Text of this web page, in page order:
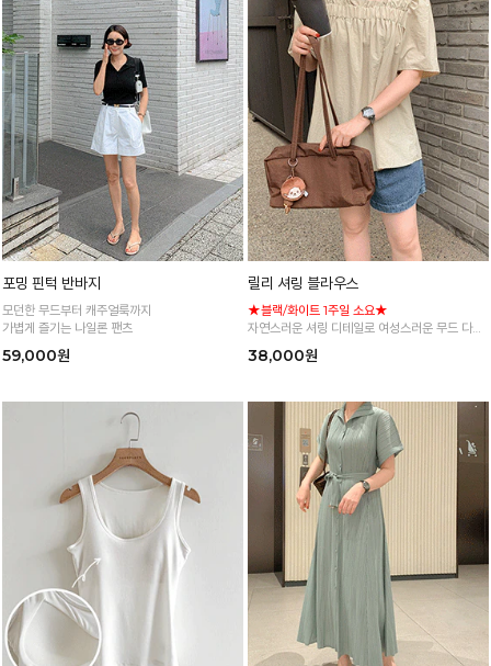
포밍 핀턱 반바지
모던한 무드부터 캐주얼룩까지
가볍게 즐기는 나일론 팬츠
59,000원
릴리 셔링 블라우스
★블랙/화이트 1주일 소요★
자연스러운 셔링 디테일로 여성스러운 무드 다양
한 컬러로 즐기는 데일리 블라우스
38,000원